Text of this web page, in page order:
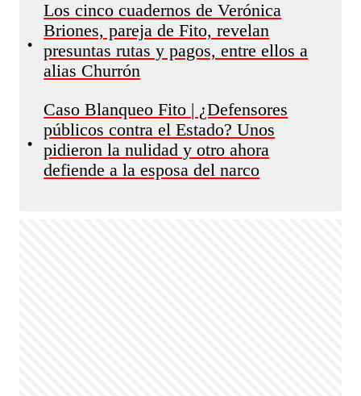
•
Los cinco cuadernos de Verónica
Briones, pareja de Fito, revelan
presuntas rutas y pagos, entre ellos a
alias Churrón
•
Caso Blanqueo Fito | ¿Defensores
públicos contra el Estado? Unos
pidieron la nulidad y otro ahora
defiende a la esposa del narco